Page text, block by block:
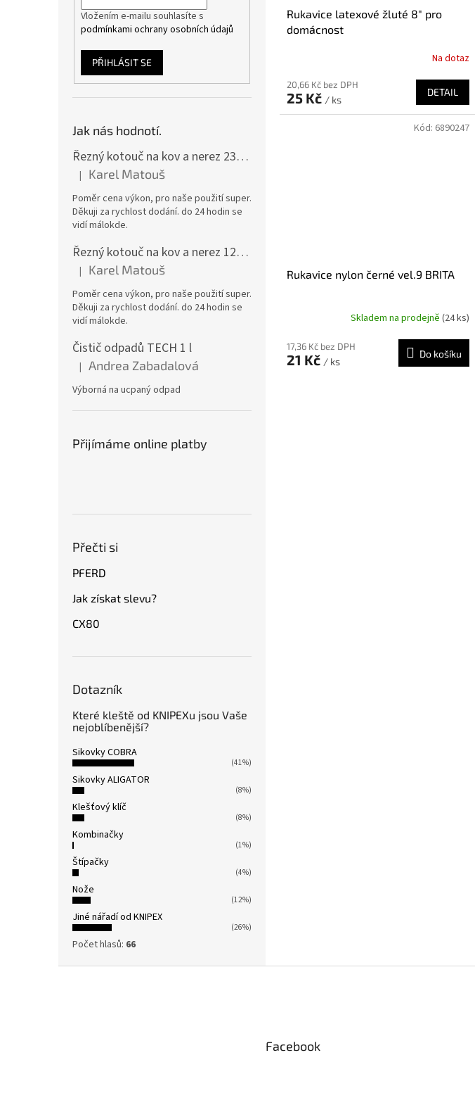
Vložením e-mailu souhlasíte s
podmínkami ochrany osobních údajů
PŘIHLÁSIT SE
Jak nás hodnotí.
Řezný kotouč na kov a nerez 230x2,0x22 A46T6BF, balení 25ks
Hodnocení produktu je 5 z 5 hvězdiček.
| Karel Matouš
Poměr cena výkon, pro naše použití super.
Děkuji za rychlost dodání. do 24 hodin se
vidí málokde.
Řezný kotouč na kov a nerez 125x1,0x22 A46T6BF, balení 25ks
Hodnocení produktu je 5 z 5 hvězdiček.
| Karel Matouš
Poměr cena výkon, pro naše použití super.
Děkuji za rychlost dodání. do 24 hodin se
vidí málokde.
Čistič odpadů TECH 1 l
Hodnocení produktu je 5 z 5 hvězdiček.
| Andrea Zabadalová
Výborná na ucpaný odpad
Přijímáme online platby
Přečti si
PFERD
Jak získat slevu?
CX80
Dotazník
Které kleště od KNIPEXu jsou Vaše
nejoblíbenější?
Sikovky COBRA
(41%)
Sikovky ALIGATOR
(8%)
Klešťový klíč
(8%)
Kombinačky
(1%)
Štípačky
(4%)
Nože
(12%)
Jiné nářadí od KNIPEX
(26%)
Počet hlasů: 66
Rukavice latexové žluté 8" pro
domácnost
Na dotaz
20,66 Kč bez DPH
25 Kč / ks
DETAIL
Rukavice nylon černé vel.9 BRITA
Skladem na prodejně (24 ks)
17,36 Kč bez DPH
21 Kč / ks
Do košíku
Kód: 6890247
Facebook